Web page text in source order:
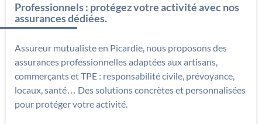
Professionnels : protégez votre activité avec nos
assurances dédiées.
Assureur mutualiste en Picardie, nous proposons des
assurances professionnelles adaptées aux artisans,
commerçants et TPE : responsabilité civile, prévoyance,
locaux, santé… Des solutions concrètes et personnalisées
pour protéger votre activité.